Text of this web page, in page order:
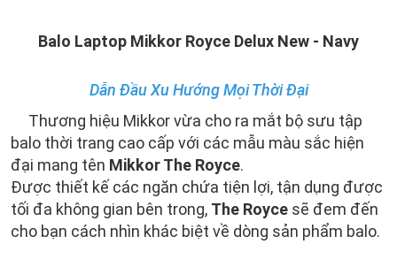
Balo Laptop Mikkor Royce Delux New - Navy
Dẫn Đầu Xu Hướng Mọi Thời Đại
Thương hiệu Mikkor vừa cho ra mắt bộ sưu tập
balo thời trang cao cấp với các mẫu màu sắc hiện
đại mang tên Mikkor The Royce.
Được thiết kế các ngăn chứa tiện lợi, tận dụng được
tối đa không gian bên trong, The Royce sẽ đem đến
cho bạn cách nhìn khác biệt về dòng sản phẩm balo.